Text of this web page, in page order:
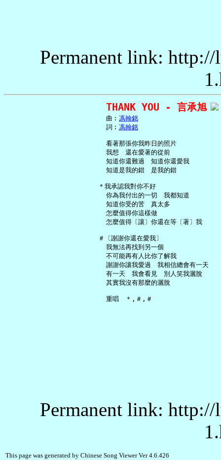
Permanent link:
THANK YOU - 言承旭
     曲︰
馮翰銘
     詞︰
馮翰銘
     看著那張你我昨日的照片
     我想　還在愛著的從前
     知道你還難過　知道你還愛我
     知道是我的錯　是我的錯
   ＊我承認我對你不好
     你為我付出的一切　我都知道
     知道你受的苦　真太多
     怎麼值得你這樣做
     怎麼值得〔讓〕你還在等〔著〕我
   ＃〔謝謝你還在愛我〕
     我無法再找到另一個
     不可能再有人比你了解我
     謝謝你讓我愛過　我相信總會有一天
     有一天　我會看見　別人笑我灑脫
     其實我沒有那麼的灑脫
Permanent link:
This page was generated by Chinese Song Viewer Ver 4.6.426